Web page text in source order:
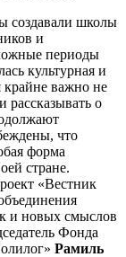
создавали школы
и
периоды
культурная и
крайне важно не
рассказывать о
что
форма
стране.
«Вестник
и новых смыслов
Фонда
Рамиль